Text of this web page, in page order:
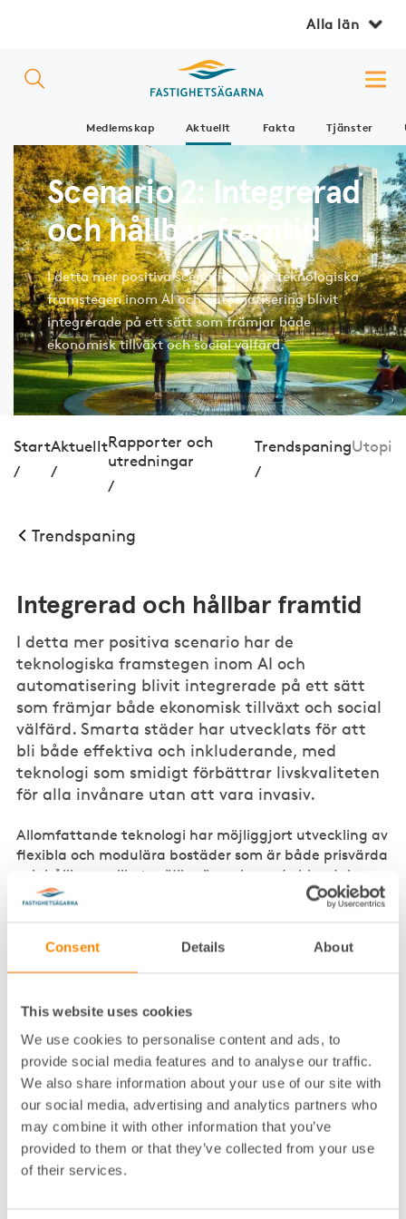
Consent Details About
This website uses cookies
We use cookies to personalise content and ads, to
provide social media features and to analyse our traffic.
We also share information about your use of our site with
our social media, advertising and analytics partners who
may combine it with other information that you’ve
provided to them or that they’ve collected from your use
of their services.
Alla län
Medlemskap Aktuellt Fakta Tjänster
Scenario 2: Integrerad
och hållbar framtid
I detta mer positiva scenario har de teknologiska
framstegen inom AI och automatisering blivit
integrerade på ett sätt som främjar både
ekonomisk tillväxt och social välfärd.
Start
/
Aktuellt
/
Rapporter och
utredningar
/
Trendspaning
/
Utopi
Trendspaning
Integrerad och hållbar framtid
I detta mer positiva scenario har de
teknologiska framstegen inom AI och
automatisering blivit integrerade på ett sätt
som främjar både ekonomisk tillväxt och social
välfärd. Smarta städer har utvecklats för att
bli både effektiva och inkluderande, med
teknologi som smidigt förbättrar livskvaliteten
för alla invånare utan att vara invasiv.
Allomfattande teknologi har möjliggjort utveckling av
flexibla och modulära bostäder som är både prisvärda
och hållbara, vilket möjliggör en levande blandning av
olika socioekonomiska grupper. Stadsplanerare och
fastighetsutvecklare har tagit till sig konceptet med
utrymmen som är tänkta att hålla i flera
generationer, vilket minskar behovet av nya
Superkonjunkturen har använts för att finansiera
bredare sociala och infrastrukturella program, vilket
minskat klyftorna och förbättrat tillgången till
högkvalitativa bostäder. Den unga generationens
ökade konsumtion har kanaliserats mot mer hållbara
alternativ, tack vare framsteg inom miljövänlig teknik
och förändrade konsumtionsmönster uppmuntrade
genom utbildning och kulturell förändring.